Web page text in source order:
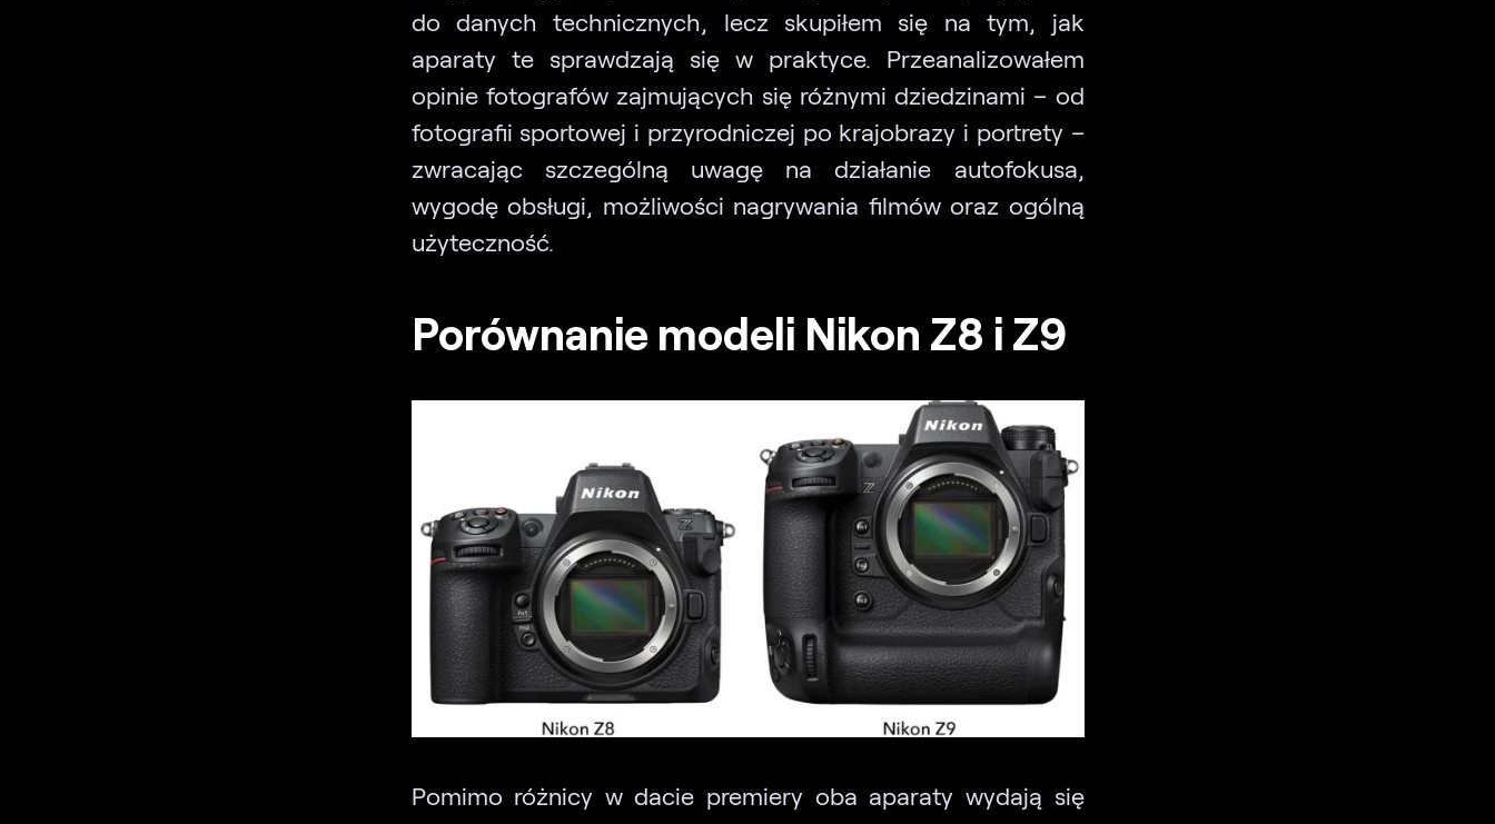
do danych technicznych, lecz skupiłem się na tym, jak
aparaty te sprawdzają się w praktyce. Przeanalizowałem
opinie fotografów zajmujących się różnymi dziedzinami – od
fotografii sportowej i przyrodniczej po krajobrazy i portrety –
zwracając szczególną uwagę na działanie autofokusa,
wygodę obsługi, możliwości nagrywania filmów oraz ogólną
użyteczność.
Porównanie modeli Nikon Z8 i Z9
Pomimo różnicy w dacie premiery oba aparaty wydają się